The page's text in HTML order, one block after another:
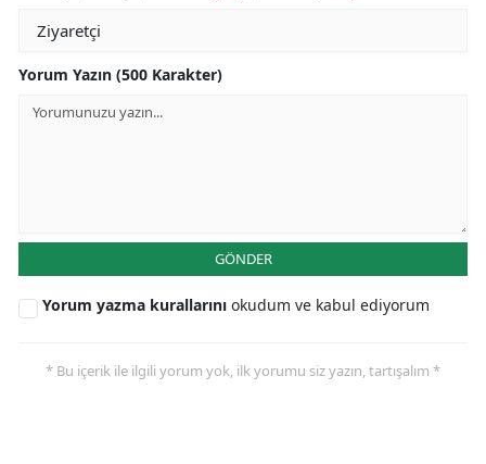
Yorum Yazın (500 Karakter)
GÖNDER
Yorum yazma kurallarını okudum ve kabul ediyorum
* Bu içerik ile ilgili yorum yok, ilk yorumu siz yazın, tartışalım *